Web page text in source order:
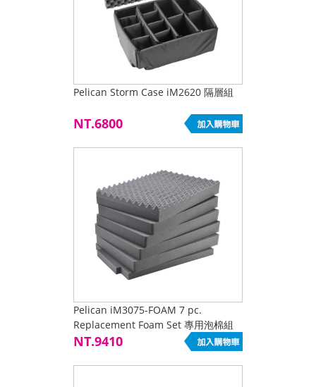
Pelican Storm Case iM2620 隔層組
NT.6800
Pelican iM3075-FOAM 7 pc.
Replacement Foam Set 專用泡棉組
來電特惠
NT.9410